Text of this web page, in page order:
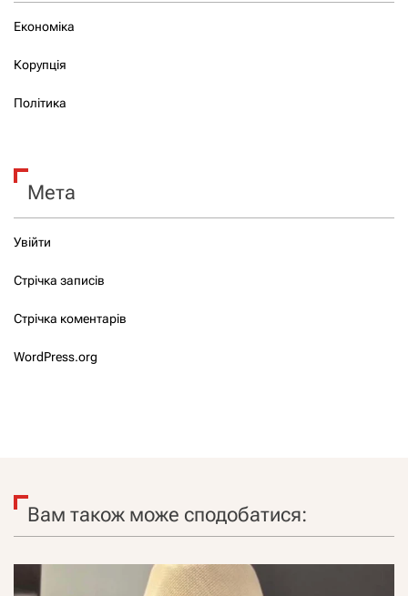
Економіка
Корупція
Політика
Мета
Увійти
Стрічка записів
Стрічка коментарів
WordPress.org
Вам також може сподобатися: